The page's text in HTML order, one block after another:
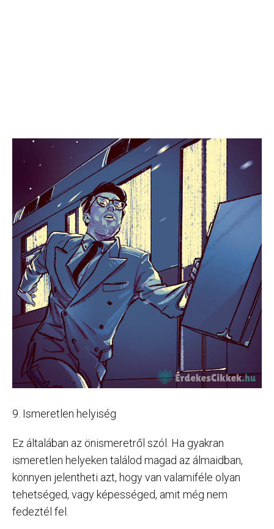
9. Ismeretlen helyiség
Ez általában az önismeretről szól. Ha gyakran
ismeretlen helyeken találod magad az álmaidban,
könnyen jelentheti azt, hogy van valamiféle olyan
tehetséged, vagy képességed, amit még nem
fedeztél fel.